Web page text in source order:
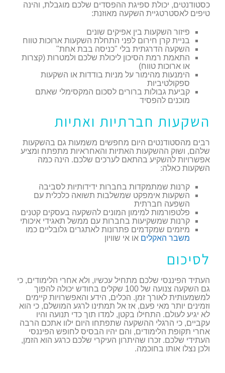
כסטודנטים, יכולת ספיגת ההפסדים שלכם מוגבלת, והינה
טיפים לאסטרטגיית השקעה מאוזנת:
פיזור השקעות בין אפיקים שונים
בניית קרן חירום לפני התחלת השקעות ארוכות טווח
השקעה הדרגתית בלי "כניסה בבת אחת"
התאמת רמת הסיכון ליכולת שלכם ולמטרות (קצרות
או ארוכות טווח)
הימנעות מהימור על מניות בודדות או השקעות
ספקולטיביות
קביעת גבולות ברורים לסכום המקסימלי שאתם
מוכנים להפסיד
השקעות חברתיות ואתיות
רבים מהסטודנטים היום מחפשים משמעות גם בהשקעות
שלהם, ושוק ההשקעות האתיות והאחראיות מתפתח ומציע
אפשרויות להשקיע בהתאם לערכים שלכם. הינה כמה
השקעות כאלה:
קרנות שמתמקדות בחברות ידידותיות לסביבה
השקעות אימפקט שמשלבות תשואה כלכלית עם
השפעה חברתית
פלטפורמות למימון המונים להשקעה בעסקים קטנים
קרנות שמשקיעות בחברות עם ממשל תאגידי איכותי
מיזמים שמקדמים פתרונות לאתגרים גלובליים כמו
משבר האקלים או אי שוויון
לסיכום
העתיד הפיננסי שלכם מתחיל עכשיו, ולא אחרי הלימודים, כי
גם השקעה צנועה של 100 שקלים בחודש יכולה להפוך
למשמעותית לאורך זמן. הכלים, הידע והאפשרויות קיימים
וזמינים יותר מאי פעם, אז אל תמתינו לרגע המושלם, כי הוא
לא יגיע לעולם. התחילו בקטן, למדו תוך כדי תנועה והיו
עקביים, כי הרגלי ההשקעה שתפתחו היום ילוו אתכם הרבה
אחרי תקופת הלימודים, והם יהיו הבסיס לחופש הפיננסי
העתידי שלכם. זכרו שהיתרון העיקרי שלכם כרגע הוא הזמן,
ולכן נצלו אותו בחוכמה.